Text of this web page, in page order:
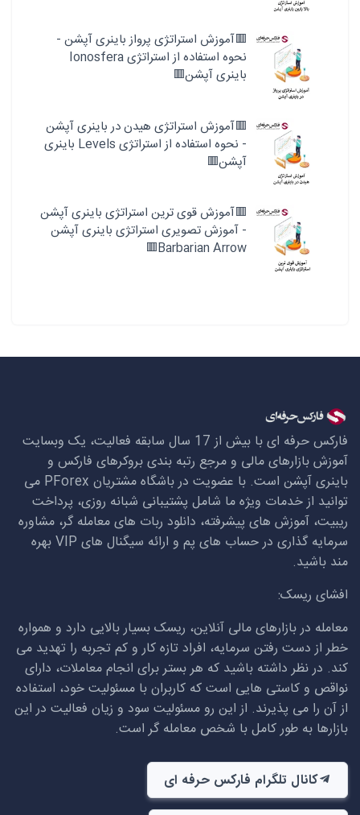
🟥آموزش استراتژی پرواز باینری آپشن -
نحوه استفاده از استراتژی Ionosfera
باینری آپشن🟥
🟥آموزش استراتژی هیدن در باینری آپشن
- نحوه استفاده از استراتژی Levels باینری
آپشن🟥
🟥آموزش قوی ترین استراتژی باینری آپشن
- آموزش تصویری استراتژی باینری آپشن
Barbarian Arrow🟥
فارکس حرفه ای با بیش از 17 سال سابقه فعالیت، یک وبسایت
آموزش بازارهای مالی و مرجع رتبه بندی بروکرهای فارکس و
باینری آپشن است. با عضویت در باشگاه مشتریان PForex می
توانید از خدمات ویژه ما شامل پشتیبانی شبانه روزی، پرداخت
ریبیت، آموزش های پیشرفته، دانلود ربات های معامله گر، مشاوره
سرمایه گذاری در حساب های پم و ارائه سیگنال های VIPبهره
مند باشید.
افشای ریسک:
معامله در بازارهای مالی آنلاین، ریسک بسیار بالایی دارد و همواره
خطر از دست رفتن سرمایه، افراد تازه کار و کم تجربه را تهدید می
کند. در نظر داشته باشید که هر بستر برای انجام معاملات، دارای
نواقص و کاستی هایی است که کاربران با مسئولیت خود، استفاده
از آن را می پذیرند. از این رو مسئولیت سود و زیان فعالیت در این
بازارها به طور کامل با شخص معامله گر است.
کانال تلگرام فارکس حرفه ای